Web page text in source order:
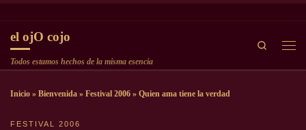
el ojO cojo
Todos estamos hechos de la misma esencia
Search
Inicio » Bienvenida » Festival 2006 » Quien ama tiene la verdad
FESTIVAL 2006